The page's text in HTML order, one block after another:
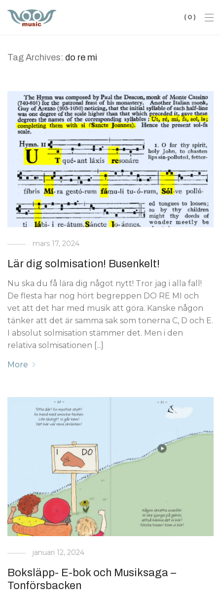
0
Tag Archives: do re mi
mars 17, 2024
Lär dig solmisation! Busenkelt!
Nu ska du få lära dig något nytt! Tror jag i alla fall!
De flesta har nog hört begreppen DO RE MI och
vet att det har med musik att göra. Kanske någon
tänker att det är samma sak som tonerna C, D och E.
I absolut solmisation stämmer det. Men i den
relativa solmisationen [...]
More
januari 12, 2024
Boksläpp- E-bok och Musiksaga –
Tonförsbacken